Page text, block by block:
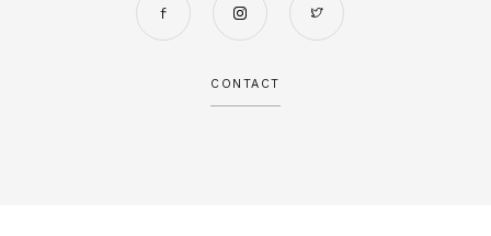
CONTACT